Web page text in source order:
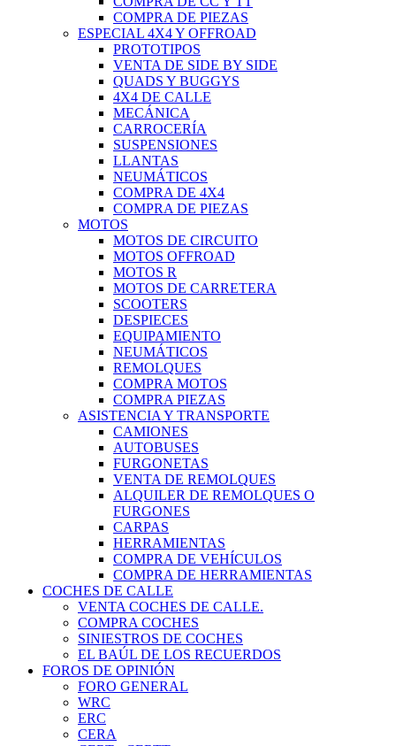
COMPRA DE PIEZAS
ESPECIAL 4X4 Y OFFROAD
PROTOTIPOS
VENTA DE SIDE BY SIDE
QUADS Y BUGGYS
4X4 DE CALLE
MECÁNICA
CARROCERÍA
SUSPENSIONES
LLANTAS
NEUMÁTICOS
COMPRA DE 4X4
COMPRA DE PIEZAS
MOTOS
MOTOS DE CIRCUITO
MOTOS OFFROAD
MOTOS R
MOTOS DE CARRETERA
SCOOTERS
DESPIECES
EQUIPAMIENTO
NEUMÁTICOS
REMOLQUES
COMPRA MOTOS
COMPRA PIEZAS
ASISTENCIA Y TRANSPORTE
CAMIONES
AUTOBUSES
FURGONETAS
VENTA DE REMOLQUES
ALQUILER DE REMOLQUES O
FURGONES
CARPAS
HERRAMIENTAS
COMPRA DE VEHÍCULOS
COMPRA DE HERRAMIENTAS
COCHES DE CALLE
VENTA COCHES DE CALLE.
COMPRA COCHES
SINIESTROS DE COCHES
EL BAÚL DE LOS RECUERDOS
FOROS DE OPINIÓN
FORO GENERAL
WRC
ERC
CERA